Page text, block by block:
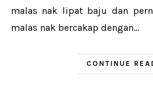
malas nak lipat baju dan
malas nak bercakap dengan...
CONTINUE